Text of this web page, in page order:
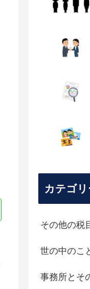
カテゴリ
その他の税
世の中のこ
事務所とそ